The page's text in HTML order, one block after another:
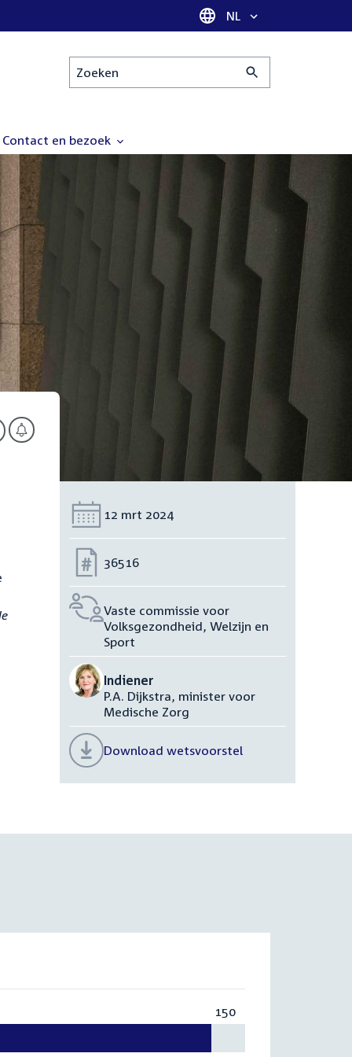
Taal selectie
NL
Zoeken
Contact en bezoek
Datum:
12 mrt 2024
Nummer:
36516
Vaste commissie voor
Volksgezondheid, Welzijn en
Sport
Indiener
P.A. Dijkstra, minister voor
Medische Zorg
Download wetsvoorstel
150Totaal: